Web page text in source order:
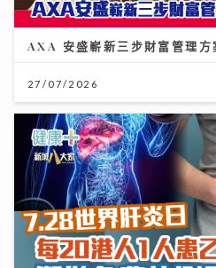
AXA 安盛嶄新三步財富管理
27/07/2026